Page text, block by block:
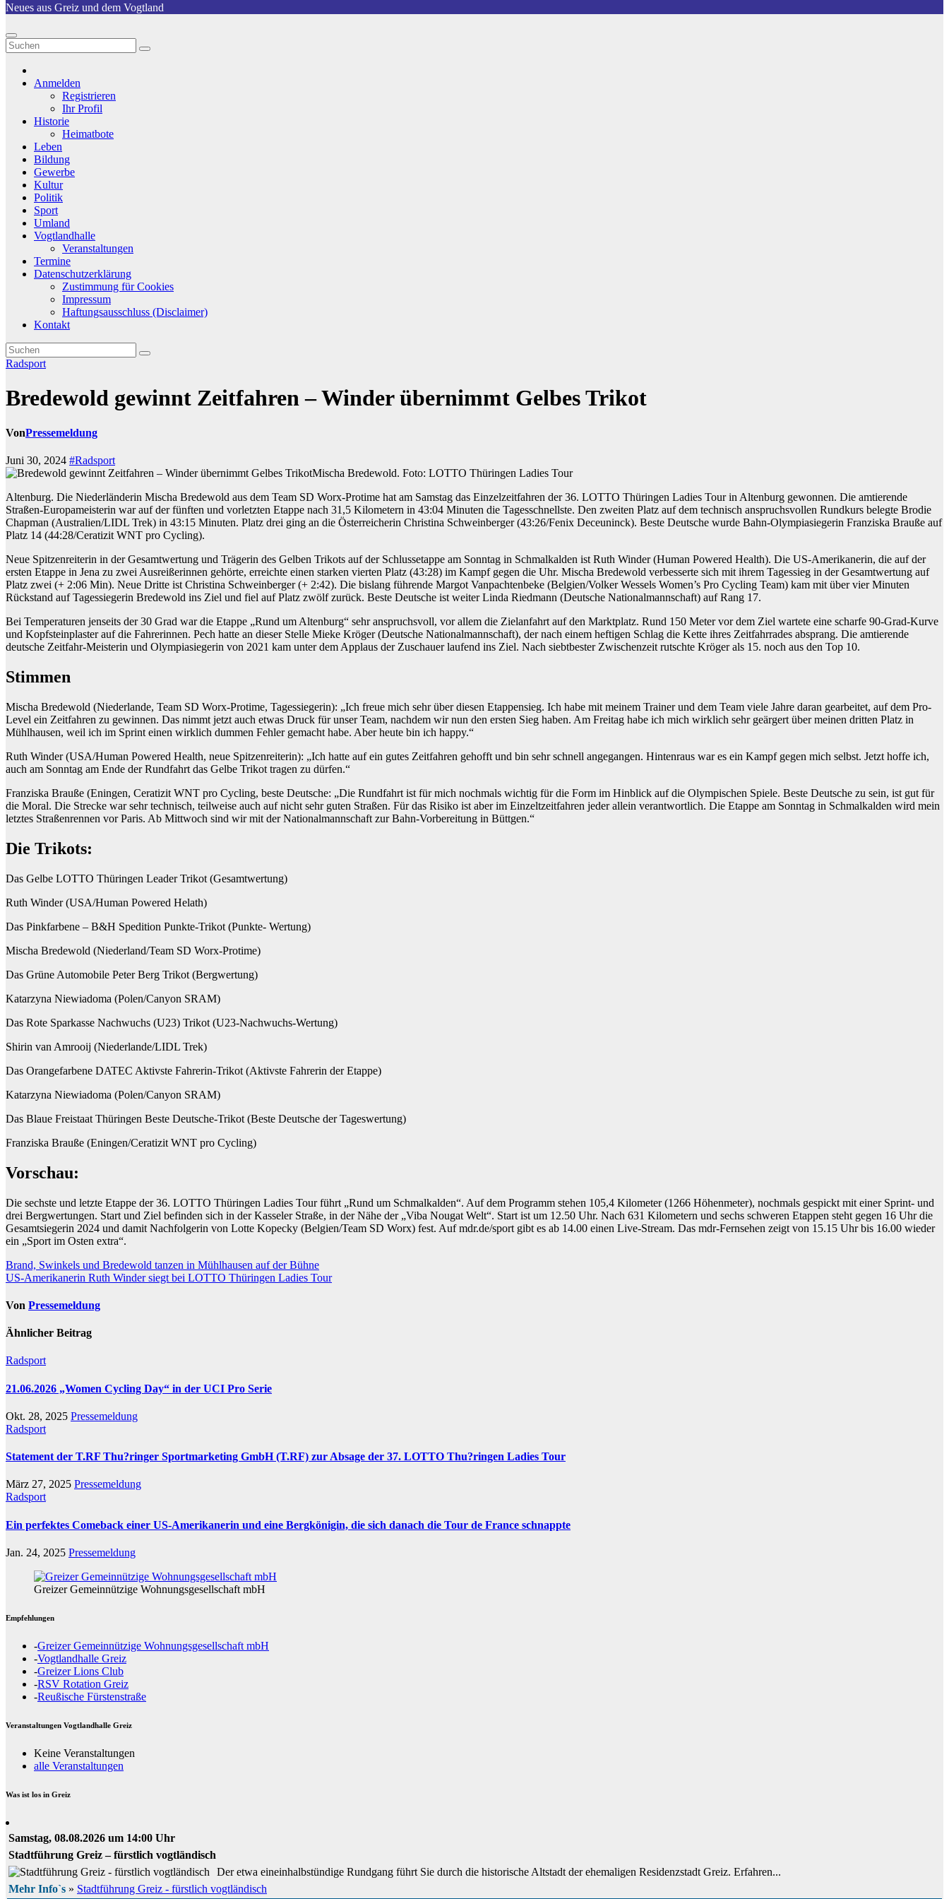
Neues aus Greiz und dem Vogtland
Anmelden
Registrieren
Ihr Profil
Historie
Heimatbote
Leben
Bildung
Gewerbe
Kultur
Politik
Sport
Umland
Vogtlandhalle
Veranstaltungen
Termine
Datenschutzerklärung
Zustimmung für Cookies
Impressum
Haftungsausschluss (Disclaimer)
Kontakt
Radsport
Bredewold gewinnt Zeitfahren – Winder übernimmt Gelbes Trikot
VonPressemeldung
Juni 30, 2024 #Radsport
Mischa Bredewold. Foto: LOTTO Thüringen Ladies Tour
Altenburg. Die Niederländerin Mischa Bredewold aus dem Team SD Worx-Protime hat am Samstag das Einzelzeitfahren der 36. LOTTO Thüringen Ladies Tour in Altenburg gewonnen. Die amtierende
Straßen-Europameisterin war auf der fünften und vorletzten Etappe nach 31,5 Kilometern in 43:04 Minuten die Tagesschnellste. Den zweiten Platz auf dem technisch anspruchsvollen Rundkurs belegte Brodie
Chapman (Australien/LIDL Trek) in 43:15 Minuten. Platz drei ging an die Österreicherin Christina Schweinberger (43:26/Fenix Deceuninck). Beste Deutsche wurde Bahn-Olympiasiegerin Franziska Brauße auf
Platz 14 (44:28/Ceratizit WNT pro Cycling).
Neue Spitzenreiterin in der Gesamtwertung und Trägerin des Gelben Trikots auf der Schlussetappe am Sonntag in Schmalkalden ist Ruth Winder (Human Powered Health). Die US-Amerikanerin, die auf der
ersten Etappe in Jena zu zwei Ausreißerinnen gehörte, erreichte einen starken vierten Platz (43:28) im Kampf gegen die Uhr. Mischa Bredewold verbesserte sich mit ihrem Tagessieg in der Gesamtwertung auf
Platz zwei (+ 2:06 Min). Neue Dritte ist Christina Schweinberger (+ 2:42). Die bislang führende Margot Vanpachtenbeke (Belgien/Volker Wessels Women’s Pro Cycling Team) kam mit über vier Minuten
Rückstand auf Tagessiegerin Bredewold ins Ziel und fiel auf Platz zwölf zurück. Beste Deutsche ist weiter Linda Riedmann (Deutsche Nationalmannschaft) auf Rang 17.
Bei Temperaturen jenseits der 30 Grad war die Etappe „Rund um Altenburg“ sehr anspruchsvoll, vor allem die Zielanfahrt auf den Marktplatz. Rund 150 Meter vor dem Ziel wartete eine scharfe 90-Grad-Kurve
und Kopfsteinplaster auf die Fahrerinnen. Pech hatte an dieser Stelle Mieke Kröger (Deutsche Nationalmannschaft), der nach einem heftigen Schlag die Kette ihres Zeitfahrrades absprang. Die amtierende
deutsche Zeitfahr-Meisterin und Olympiasiegerin von 2021 kam unter dem Applaus der Zuschauer laufend ins Ziel. Nach siebtbester Zwischenzeit rutschte Kröger als 15. noch aus den Top 10.
Stimmen
Mischa Bredewold (Niederlande, Team SD Worx-Protime, Tagessiegerin): „Ich freue mich sehr über diesen Etappensieg. Ich habe mit meinem Trainer und dem Team viele Jahre daran gearbeitet, auf dem Pro-
Level ein Zeitfahren zu gewinnen. Das nimmt jetzt auch etwas Druck für unser Team, nachdem wir nun den ersten Sieg haben. Am Freitag habe ich mich wirklich sehr geärgert über meinen dritten Platz in
Mühlhausen, weil ich im Sprint einen wirklich dummen Fehler gemacht habe. Aber heute bin ich happy.“
Ruth Winder (USA/Human Powered Health, neue Spitzenreiterin): „Ich hatte auf ein gutes Zeitfahren gehofft und bin sehr schnell angegangen. Hintenraus war es ein Kampf gegen mich selbst. Jetzt hoffe ich,
auch am Sonntag am Ende der Rundfahrt das Gelbe Trikot tragen zu dürfen.“
Franziska Brauße (Eningen, Ceratizit WNT pro Cycling, beste Deutsche: „Die Rundfahrt ist für mich nochmals wichtig für die Form im Hinblick auf die Olympischen Spiele. Beste Deutsche zu sein, ist gut für
die Moral. Die Strecke war sehr technisch, teilweise auch auf nicht sehr guten Straßen. Für das Risiko ist aber im Einzeltzeitfahren jeder allein verantwortlich. Die Etappe am Sonntag in Schmalkalden wird mein
letztes Straßenrennen vor Paris. Ab Mittwoch sind wir mit der Nationalmannschaft zur Bahn-Vorbereitung in Büttgen.“
Die Trikots:
Das Gelbe LOTTO Thüringen Leader Trikot (Gesamtwertung)
Ruth Winder (USA/Human Powered Helath)
Das Pinkfarbene – B&H Spedition Punkte-Trikot (Punkte- Wertung)
Mischa Bredewold (Niederland/Team SD Worx-Protime)
Das Grüne Automobile Peter Berg Trikot (Bergwertung)
Katarzyna Niewiadoma (Polen/Canyon SRAM)
Das Rote Sparkasse Nachwuchs (U23) Trikot (U23-Nachwuchs-Wertung)
Shirin van Amrooij (Niederlande/LIDL Trek)
Das Orangefarbene DATEC Aktivste Fahrerin-Trikot (Aktivste Fahrerin der Etappe)
Katarzyna Niewiadoma (Polen/Canyon SRAM)
Das Blaue Freistaat Thüringen Beste Deutsche-Trikot (Beste Deutsche der Tageswertung)
Franziska Brauße (Eningen/Ceratizit WNT pro Cycling)
Vorschau:
Die sechste und letzte Etappe der 36. LOTTO Thüringen Ladies Tour führt „Rund um Schmalkalden“. Auf dem Programm stehen 105,4 Kilometer (1266 Höhenmeter), nochmals gespickt mit einer Sprint- und
drei Bergwertungen. Start und Ziel befinden sich in der Kasseler Straße, in der Nähe der „Viba Nougat Welt“. Start ist um 12.50 Uhr. Nach 631 Kilometern und sechs schweren Etappen steht gegen 16 Uhr die
Gesamtsiegerin 2024 und damit Nachfolgerin von Lotte Kopecky (Belgien/Team SD Worx) fest. Auf mdr.de/sport gibt es ab 14.00 einen Live-Stream. Das mdr-Fernsehen zeigt von 15.15 Uhr bis 16.00 wieder
ein „Sport im Osten extra“.
Beitragsnavigation
Brand, Swinkels und Bredewold tanzen in Mühlhausen auf der Bühne
US-Amerikanerin Ruth Winder siegt bei LOTTO Thüringen Ladies Tour
Von Pressemeldung
Ähnlicher Beitrag
Radsport
21.06.2026 „Women Cycling Day“ in der UCI Pro Serie
Okt. 28, 2025 Pressemeldung
Radsport
Statement der T.RF Thu?ringer Sportmarketing GmbH (T.RF) zur Absage der 37. LOTTO Thu?ringen Ladies Tour
März 27, 2025 Pressemeldung
Radsport
Ein perfektes Comeback einer US-Amerikanerin und eine Bergkönigin, die sich danach die Tour de France schnappte
Jan. 24, 2025 Pressemeldung
Greizer Gemeinnützige Wohnungsgesellschaft mbH
Empfehlungen
-Greizer Gemeinnützige Wohnungsgesellschaft mbH
-Vogtlandhalle Greiz
-Greizer Lions Club
-RSV Rotation Greiz
-Reußische Fürstenstraße
Veranstaltungen Vogtlandhalle Greiz
Keine Veranstaltungen
alle Veranstaltungen
Was ist los in Greiz
Samstag, 08.08.2026 um 14:00 Uhr
Stadtführung Greiz – fürstlich vogtländisch
Der etwa eineinhalbstündige Rundgang führt Sie durch die historische Altstadt der ehemaligen Residenzstadt Greiz. Erfahren...
Mehr Info`s » Stadtführung Greiz - fürstlich vogtländisch